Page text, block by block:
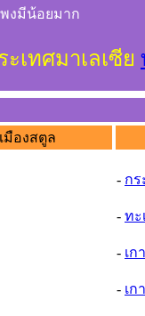
งมีน้อยมาก
เทศมาเลเซีย
มืองสตูล
- กร
- ทะ
- เก
- เก